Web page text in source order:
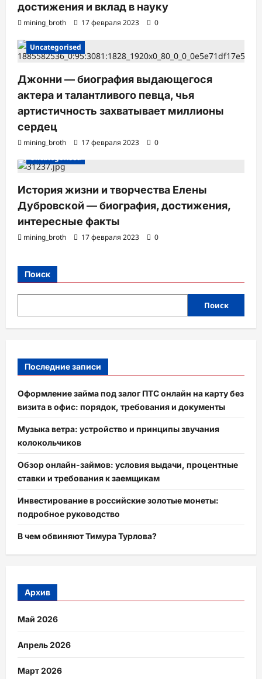
достижения и вклад в науку
mining_broth 17 февраля 2023 0
Uncategorised
Джонни — биография выдающегося
актера и талантливого певца, чья
артистичность захватывает миллионы
сердец
mining_broth 17 февраля 2023
0
Uncategorised
История жизни и творчества Елены
Дубровской — биография, достижения,
интересные факты
mining_broth 17 февраля 2023 0
Поиск
Поиск
Последние записи
Оформление займа под залог ПТС онлайн на карту без
визита в офис: порядок, требования и документы
Музыка ветра: устройство и принципы звучания
колокольчиков
Обзор онлайн-займов: условия выдачи, процентные
ставки и требования к заемщикам
Инвестирование в российские золотые монеты:
подробное руководство
В чем обвиняют Тимура Турлова?
Архив
Май 2026
Апрель 2026
Март 2026